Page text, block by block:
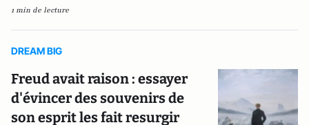
1 min de lecture
DREAM BIG
Freud avait raison : essayer
d'évincer des souvenirs de
son esprit les fait resurgir